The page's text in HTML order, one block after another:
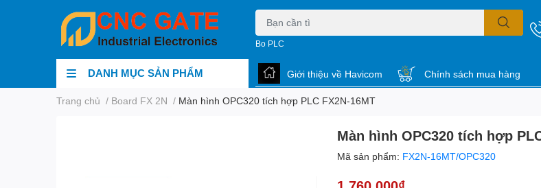
Bo PLC
DANH MỤC SẢN PHẨM Giới thiệu về Havicom Chính sách mua hàng
Trang chủ / Board FX 2N / Màn hình OPC320 tích hợp PLC FX2N-16MT
Màn hình OPC320 tích hợp
Mã sản phẩm: FX2N-16MT/OPC320